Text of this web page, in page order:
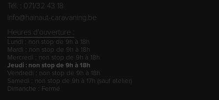
Tél. : 071/32 43 18
Info@hainaut-caravaning.be
Heures d’ouverture :
Lundi : non stop de 9h à 18h
Mardi : non stop de 9h à 18h
Mercredi : non stop de 9h à 18h
Jeudi : non stop de 9h à 18h
Vendredi : non stop de 9h à 18h
Samedi : non stop de 9h à 17h (sauf atelier)
Dimanche : Fermé